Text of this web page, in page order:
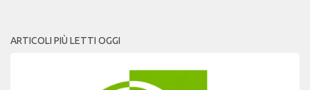
ARTICOLI PIÙ LETTI OGGI